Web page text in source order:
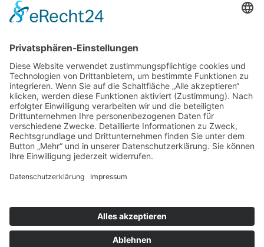
Service
Garantie & Gewährleistung
Mieten-Testen-Kaufen
Reparaturen
Sicherheitshinweise
Versand
Kontakt
Karte
Anfahrtsplan
Wegbeschreibung
Copyright © 2026 Bohlen Elektrowärme.
Alle Rechte vorbehalten.